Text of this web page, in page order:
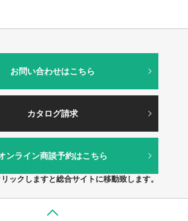
お問い合わせはこちら
カタログ請求
ンライン商談予約はこちら
ックしますと総合サイトに移動致します。